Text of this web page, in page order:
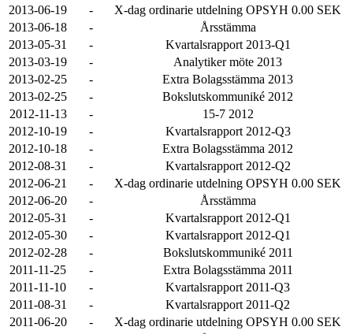
2013-06-19
-
X-dag ordinarie utdelning OPSYH 0.00 SEK
2013-06-18
-
Årsstämma
2013-05-31
-
Kvartalsrapport 2013-Q1
2013-03-19
-
Analytiker möte 2013
2013-02-25
-
Extra Bolagsstämma 2013
2013-02-25
-
Bokslutskommuniké 2012
2012-11-13
-
15-7 2012
2012-10-19
-
Kvartalsrapport 2012-Q3
2012-10-18
-
Extra Bolagsstämma 2012
2012-08-31
-
Kvartalsrapport 2012-Q2
2012-06-21
-
X-dag ordinarie utdelning OPSYH 0.00 SEK
2012-06-20
-
Årsstämma
2012-05-31
-
Kvartalsrapport 2012-Q1
2012-05-30
-
Kvartalsrapport 2012-Q1
2012-02-28
-
Bokslutskommuniké 2011
2011-11-25
-
Extra Bolagsstämma 2011
2011-11-10
-
Kvartalsrapport 2011-Q3
2011-08-31
-
Kvartalsrapport 2011-Q2
2011-06-20
-
X-dag ordinarie utdelning OPSYH 0.00 SEK